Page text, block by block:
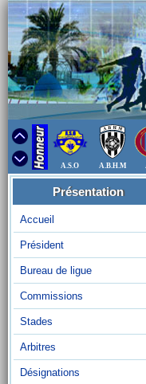
A.S.O A.B.H.M
Présentation
Accueil
Président
Bureau de ligue
Commissions
Stades
Arbitres
Désignations